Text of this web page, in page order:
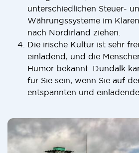
unterschiedlichen Steuer-
Währungssysteme im
nach Nordirland ziehen.
Die irische Kultur ist sehr
einladend, und die
Humor bekannt. Dundalk
für Sie sein, wenn Sie auf
entspannten und